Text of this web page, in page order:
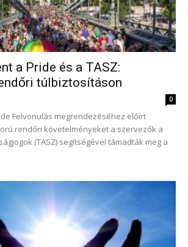
a Pride és a TASZ:
túlbiztosításon
0
Felvonulás megrendezéséhez előírt
rendőri követelményeket a szervezők a
(TASZ) segítségével támadták meg a